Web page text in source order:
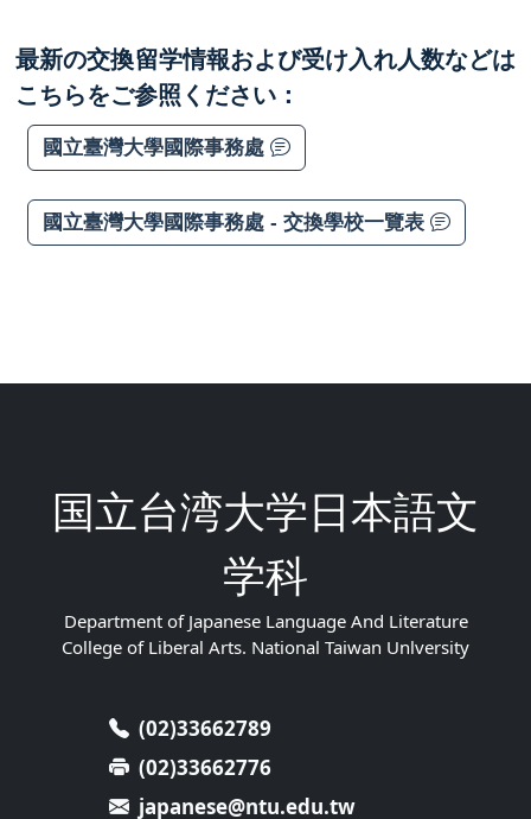
最新の交換留学情報および受け入れ人数などは
こちらをご参照ください：
國立臺灣大學國際事務處
國立臺灣大學國際事務處 - 交換學校一覽表
国立台湾大学日本語文
学科
Department of Japanese Language And Literature
College of Liberal Arts. National Taiwan Unlversity
(02)33662789
(02)33662776
japanese@ntu.edu.tw